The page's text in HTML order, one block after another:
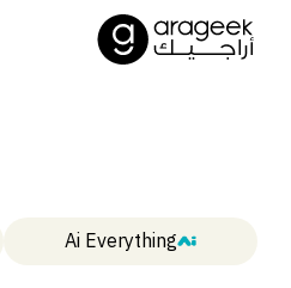
Ai Everything